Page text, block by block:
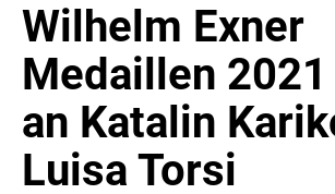
COCA-COLA
COCA-COLA HBC ÖSTERREICH
RÖMERQUELLE
ÖSTERREICHISCHE SPORTHILFE
KESCH
BARFLY'S CLUB
Wilhelm Exner
Medaillen
an Katalin
Luisa Torsi